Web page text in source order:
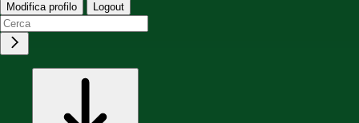
Modifica profilo Logout